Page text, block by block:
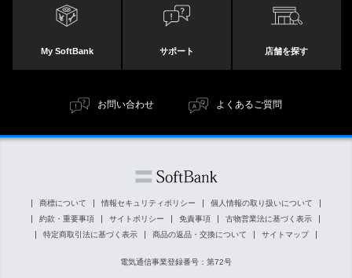
My SoftBank サポート 店舗を探す
お問い合わせ よくあるご質問
商標について 情報セキュリティポリシー
個人情報の取り扱いについて
約款・重要事項
サイトポリシー 免責事項
古物営業法に基づく表示
特定商取引法に基づく表示
商品の返品・交換について サイトマップ
電気通信事業登録番号：第72号